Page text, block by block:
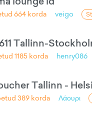
664 korda veigo
Tallinn-
1185 korda henry086
Tallinn -
389 korda Λάουρι